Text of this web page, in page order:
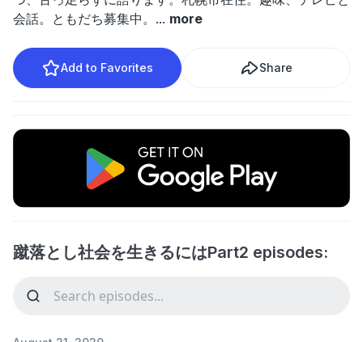
会話。ともだち募集中。 ... more
Add to Favorites Share
蹴落とし社会を生きるにはPart2 episodes: